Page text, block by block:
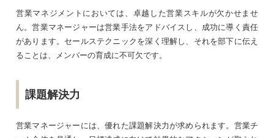
営業マネジメントにおいては、卓越した営業スキルが欠かせませ
ん。営業マネージャーは営業手法をアドバイスし、成功に導く責任
があります。セールステクニックを深く理解し、それを部下に伝え
ることは、メンバーの育成に不可欠です。
課題解決力
営業マネージャーには、優れた課題解決力が求められます。営業チ